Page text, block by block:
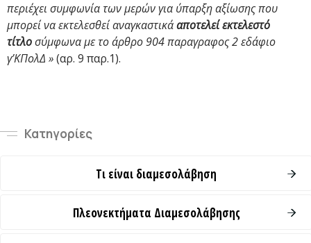
περιέχει συμφωνία των μερών για ύπαρξη αξίωσης που
μπορεί να εκτελεσθεί αναγκαστικάαποτελεί εκτελεστό
τίτλοσύμφωνα με το άρθρο 904 παραγραφος 2 εδάφιο
γ’ΚΠολΔ »(αρ. 9 παρ.1).
Κατηγορίες
Τι είναι διαμεσολάβηση
Πλεονεκτήματα Διαμεσολάβησης